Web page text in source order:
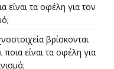
είναι τα οφέλη για τον
βρίσκονται
είναι τα οφέλη για